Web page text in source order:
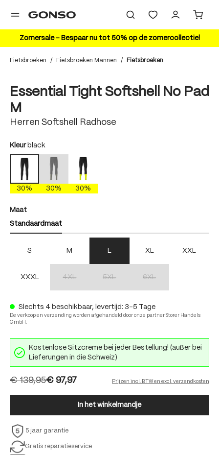
Zomersale – Bespaar nu tot 50% op de zomercollectie!
Fietsbroeken / Fietsbroeken Mannen / Fietsbroeken
Essential Tight Softshell No Pad
M
Herren Softshell Radhose
Kleurauswählen
black
black
30%
dakota shadow
(Deze optie is momenteel niet beschikbaar.)
30%
safety yellow
30%
Maatauswählen
Standaardmaat
S M L XL XXL
XXXL 4XL 5XL 6XL
Slechts 4 beschikbaar, levertijd: 3-5 Tage
De verkoop en verzending worden afgehandeld door onze partner Storer Handels
GmbH.
Kostenlose Sitzcreme bei jeder Bestellung! (außer bei
Lieferungen in die Schweiz)
€ 97,97
€ 139,95 Prijzen incl. BTW en excl. verzendkosten
In het winkelmandje
5 jaar garantie
Gratis reparatieservice